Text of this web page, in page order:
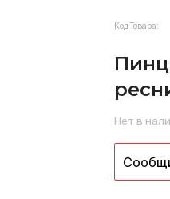
Код Товара:
Нет в